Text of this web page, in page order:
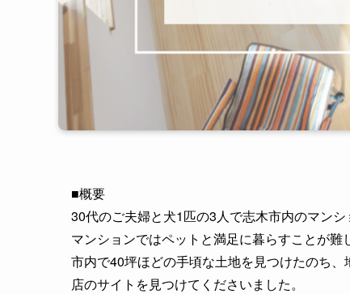
■概要
30代のご夫婦と犬1匹の3人で志木市内のマンシ
マンションではペットと満足に暮らすことが難
市内で40坪ほどの手頃な土地を見つけたのち
店のサイトを見つけてくださいました。